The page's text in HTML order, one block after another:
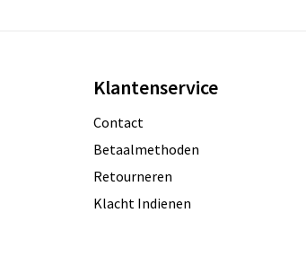
Klantenservice
Contact
Betaalmethoden
Retourneren
Klacht Indienen